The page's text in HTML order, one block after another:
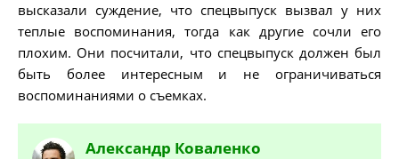
высказали суждение, что спецвыпуск вызвал у них
теплые воспоминания, тогда как другие сочли его
плохим. Они посчитали, что спецвыпуск должен был
быть более интересным и не ограничиваться
воспоминаниями о съемках.
Александр Коваленко